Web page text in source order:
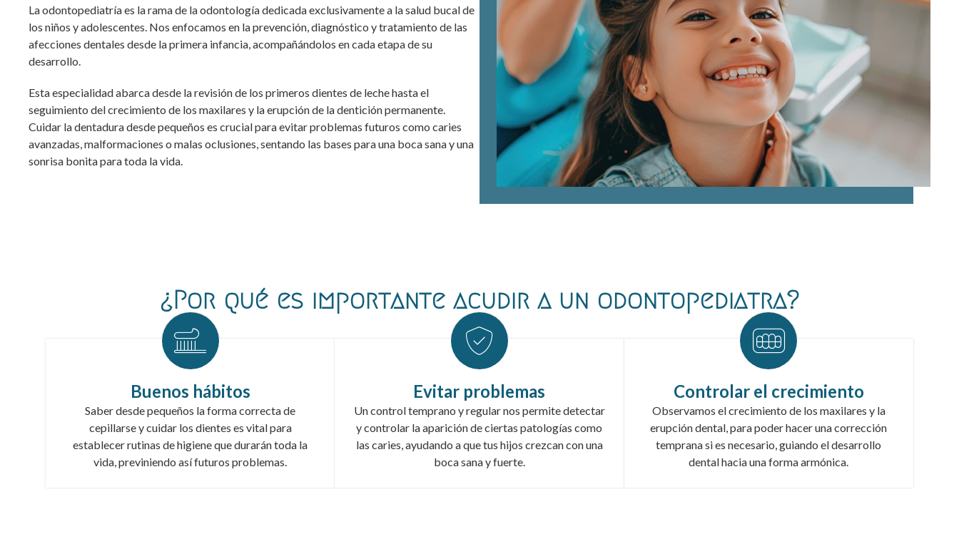
La odontopediatría es la rama de la odontología dedicada exclusivamente a la salud bucal de
los niños y adolescentes. Nos enfocamos en la prevención, diagnóstico y tratamiento de las
afecciones dentales desde la primera infancia, acompañándolos en cada etapa de su
desarrollo.
Esta especialidad abarca desde la revisión de los primeros dientes de leche hasta el
seguimiento del crecimiento de los maxilares y la erupción de la dentición permanente.
Cuidar la dentadura desde pequeños es crucial para evitar problemas futuros como caries
avanzadas, malformaciones o malas oclusiones, sentando las bases para una boca sana y una
sonrisa bonita para toda la vida.
¿Por qué es importante acudir a un odontopediatra?
Buenos hábitos
Saber desde pequeños la forma correcta de
cepillarse y cuidar los dientes es vital para
establecer rutinas de higiene que durarán toda la
vida, previniendo así futuros problemas.
Evitar problemas
Un control temprano y regular nos permite detectar
y controlar la aparición de ciertas patologías como
las caries, ayudando a que tus hijos crezcan con una
boca sana y fuerte.
Controlar el crecimiento
Observamos el crecimiento de los maxilares y la
erupción dental, para poder hacer una corrección
temprana si es necesario, guiando el desarrollo
dental hacia una forma armónica.